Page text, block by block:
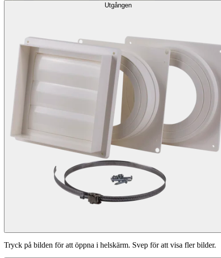
Utgången
Tryck på bilden för att öppna i helskärm. Svep för att visa fler bilder.